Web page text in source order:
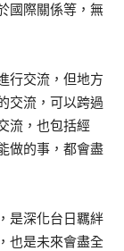
國際關係等，無
行交流，但地方
交流，可以跨過
流，也包括經
做的事，都會盡
是深化台日羈絆
也是未來會盡全